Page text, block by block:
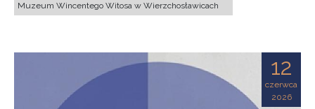
Muzeum Wincentego Witosa w Wierzchosławicach
12
czerwca
2026